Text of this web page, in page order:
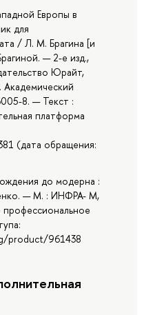
Европы в
для
/ Л. М. Брагина [и
— 2-е изд.,
Юрайт,
8. — Текст :
платформа
(дата обращения:
до модерна :
— М. : ИНФРА- М,
product/961438